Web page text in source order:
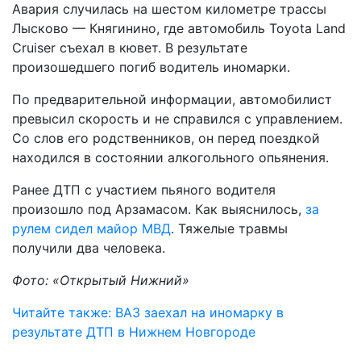
Авария случилась на шестом километре трассы
Лысково — Княгинино, где автомобиль Toyota Land
Cruiser съехал в кювет. В результате
произошедшего погиб водитель иномарки.
По предварительной информации, автомобилист
превысил скорость и не справился с управлением.
Со слов его родственников, он перед поездкой
находился в состоянии алкогольного опьянения.
Ранее ДТП с участием пьяного водителя
произошло под Арзамасом. Как выяснилось, за
рулем сидел майор МВД. Тяжелые травмы
получили два человека.
Фото: «Открытый Нижний»
Читайте также: ВАЗ заехал на иномарку в
результате ДТП в Нижнем Новгороде